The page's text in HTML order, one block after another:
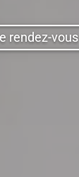
rendez-vous